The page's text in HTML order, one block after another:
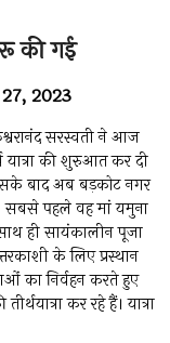
की गई
2023
सरस्वती ने आज
यात्रा की शुरुआत कर दी
बाद अब बड़कोट नगर
सबसे पहले वह मां यमुना
ही सायंकालीन पूजा
के लिए प्रस्थान
का निर्वहन करते हुए
कर रहे हैं। यात्रा